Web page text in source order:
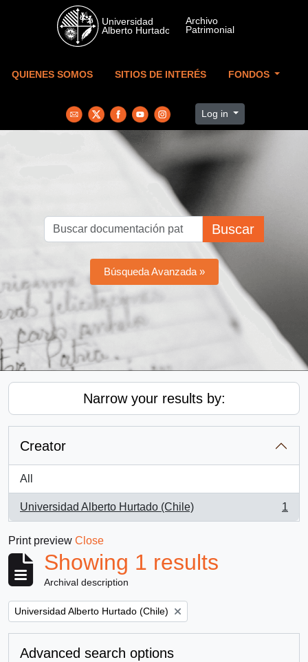
Skip to main content
QUIENES SOMOS SITIOS DE INTERÉS FONDOS
Log in
Buscar
Búsqueda Avanzada »
Narrow your results by:
Creator
All
Universidad Alberto Hurtado (Chile)
, 1 results
1
Print preview Close
Showing 1 results
Archival description
Remove filter:
Universidad Alberto Hurtado (Chile)
Advanced search options